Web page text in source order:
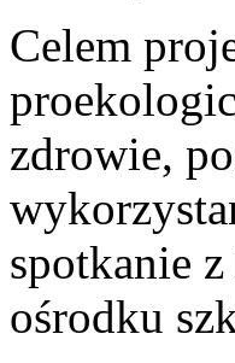
Celem
zdrowie,
spotkanie
ośrodku